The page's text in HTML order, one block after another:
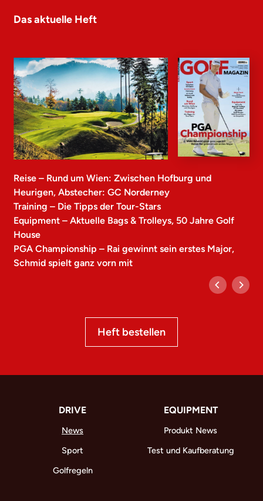
Das aktuelle Heft
Reise – Rund um Wien: Zwischen Hofburg und
Heurigen, Abstecher: GC Norderney
Training – Die Tipps der Tour-Stars
Equipment – Aktuelle Bags & Trolleys, 50 Jahre Golf
House
PGA Championship – Rai gewinnt sein erstes Major,
Schmid spielt ganz vorn mit
Heft bestellen
DRIVE
News
Sport
Golfregeln
EQUIPMENT
Produkt News
Test und Kaufberatung